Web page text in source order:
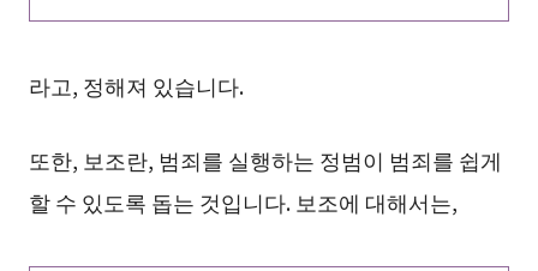
라고, 정해져 있습니다.
또한, 보조란, 범죄를 실행하는 정범이 범죄를 쉽게
할 수 있도록 돕는 것입니다. 보조에 대해서는,